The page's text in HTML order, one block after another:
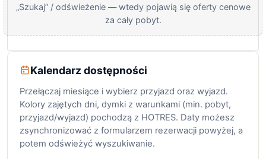
„Szukaj” / odświeżenie — wtedy pojawią się oferty cenowe
za cały pobyt.
Kalendarz dostępności
Przełączaj miesiące i wybierz przyjazd oraz wyjazd.
Kolory zajętych dni, dymki z warunkami (min. pobyt,
przyjazd/wyjazd) pochodzą z HOTRES. Daty możesz
zsynchronizować z formularzem rezerwacji powyżej, a
potem odświeżyć wyszukiwanie.